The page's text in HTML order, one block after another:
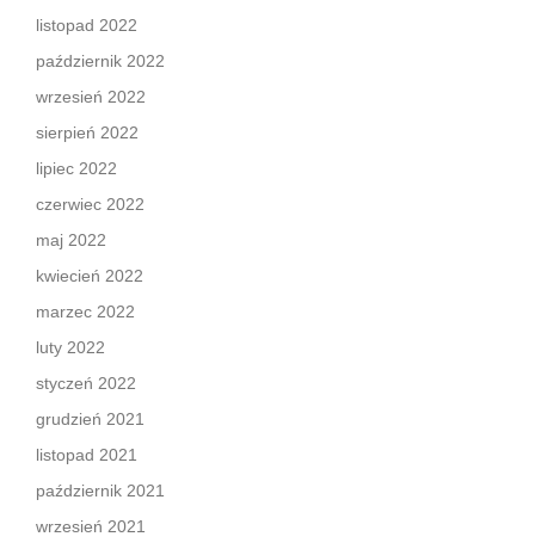
listopad 2022
październik 2022
wrzesień 2022
sierpień 2022
lipiec 2022
czerwiec 2022
maj 2022
kwiecień 2022
marzec 2022
luty 2022
styczeń 2022
grudzień 2021
listopad 2021
październik 2021
wrzesień 2021